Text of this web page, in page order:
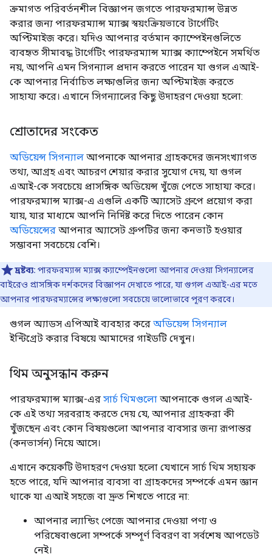
ক্রমাগত পরিবর্তনশীল বিজ্ঞাপন জগতে পারফরম্যান্স উন্নত
করার জন্য পারফরম্যান্স ম্যাক্স স্বয়ংক্রিয়ভাবে টার্গেটিং
অপ্টিমাইজ করে। যদিও আপনার বর্তমান ক্যাম্পেইনগুলিতে
ব্যবহৃত সীমাবদ্ধ টার্গেটিং পারফরম্যান্স ম্যাক্স ক্যাম্পেইনে সমর্থিত
নয়, আপনি এমন সিগন্যাল প্রদান করতে পারেন যা গুগল এআই-
কে আপনার নির্বাচিত লক্ষ্যগুলির জন্য অপ্টিমাইজ করতে
সাহায্য করে। এখানে সিগন্যালের কিছু উদাহরণ দেওয়া হলো:
শ্রোতাদের সংকেত
অডিয়েন্স সিগন্যাল আপনাকে আপনার গ্রাহকদের জনসংখ্যাগত
তথ্য, আগ্রহ এবং আচরণ শেয়ার করার সুযোগ দেয়, যা গুগল
এআই-কে সবচেয়ে প্রাসঙ্গিক অডিয়েন্স খুঁজে পেতে সাহায্য করে।
পারফরম্যান্স ম্যাক্স-এ এগুলি একটি অ্যাসেট গ্রুপে প্রয়োগ করা
যায়, যার মাধ্যমে আপনি নির্দিষ্ট করে দিতে পারেন কোন
অডিয়েন্সের আপনার অ্যাসেট গ্রুপটির জন্য কনভার্ট হওয়ার
সম্ভাবনা সবচেয়ে বেশি।
দ্রষ্টব্য: পারফরম্যান্স ম্যাক্স ক্যাম্পেইনগুলো আপনার দেওয়া সিগন্যালের
বাইরেও প্রাসঙ্গিক দর্শকদের বিজ্ঞাপন দেখাতে পারে, যা গুগল এআই-এর মতে
আপনার পারফরম্যান্সের লক্ষ্যগুলো সবচেয়ে ভালোভাবে পূরণ করবে।
গুগল অ্যাডস এপিআই ব্যবহার করে অডিয়েন্স সিগন্যাল
ইন্টিগ্রেট করার বিষয়ে আমাদের গাইডটি দেখুন।
থিম অনুসন্ধান করুন
পারফরম্যান্স ম্যাক্স-এর সার্চ থিমগুলো আপনাকে গুগল এআই-
কে এই তথ্য সরবরাহ করতে দেয় যে, আপনার গ্রাহকরা কী
খুঁজছেন এবং কোন বিষয়গুলো আপনার ব্যবসার জন্য রূপান্তর
(কনভার্সন) নিয়ে আসে।
এখানে কয়েকটি উদাহরণ দেওয়া হলো যেখানে সার্চ থিম সহায়ক
হতে পারে, যদি আপনার ব্যবসা বা গ্রাহকদের সম্পর্কে এমন জ্ঞান
থাকে যা এআই সহজে বা দ্রুত শিখতে পারে না:
আপনার ল্যান্ডিং পেজে আপনার দেওয়া পণ্য ও
পরিষেবাগুলো সম্পর্কে সম্পূর্ণ বিবরণ বা সর্বশেষ আপডেট
নেই।